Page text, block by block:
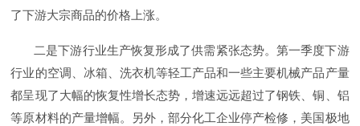
了下游大宗商品的价格上涨。
二是下游行业生产恢复形成了供需紧张态势。第一季度下游
行业的空调、冰箱、洗衣机等轻工产品和一些主要机械产品产量
都呈现了大幅的恢复性增长态势，增速远远超过了钢铁、铜、铝
等原材料的产量增幅。另外，部分化工企业停产检修，美国极地